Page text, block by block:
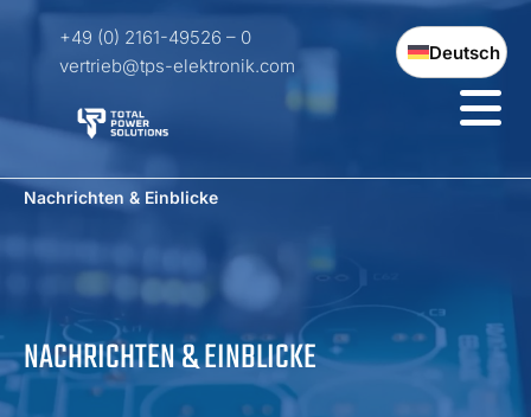
+49 (0) 2161-49526 – 0
vertrieb@tps-elektronik.com
Deutsch
NACHRICHTEN & EINBLICKE
Nachrichten & Einblicke